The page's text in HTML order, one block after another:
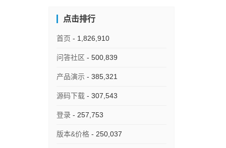
点击排行
首页 - 1,826,910
问答社区 - 500,839
产品演示 - 385,321
源码下载 - 307,543
登录 - 257,753
版本&价格 - 250,037